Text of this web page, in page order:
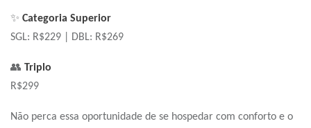
✨ Categoria Superior
SGL: R$229 | DBL: R$269
👥 Triplo
R$299
Não perca essa oportunidade de se hospedar com conforto e o